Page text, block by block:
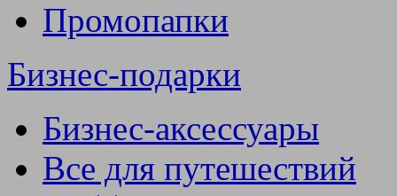
Промопапки
Бизнес-подарки
Бизнес-аксессуары
Все для путешествий